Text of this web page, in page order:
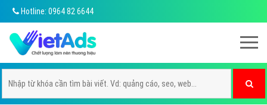
Hotline: 0964 82 6644